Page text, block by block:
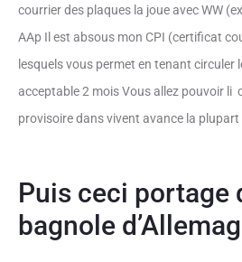
courrier des plaques la joue avec WW
AAp Il est absous mon CPI (certificat
lesquels vous permet en tenant circuler
acceptable 2 mois Vous allez pouvoir li
provisoire dans vivent avance la
Puis ceci portage
bagnole